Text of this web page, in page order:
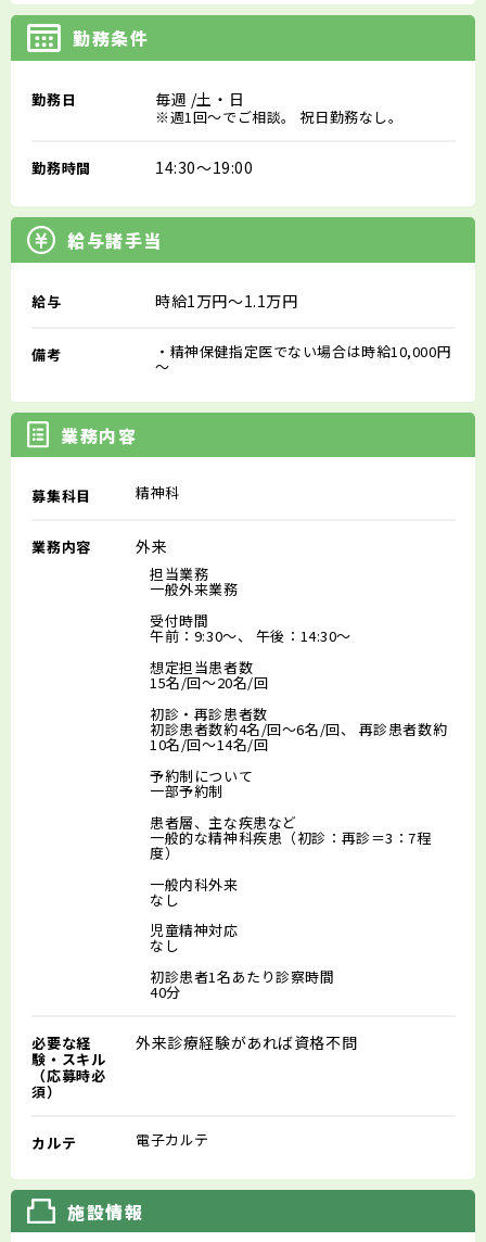
勤務条件
勤務日 毎週 /土・日
※週1回～でご相談。 祝日勤務なし。
勤務時間 14:30～19:00
給与諸手当
給与 時給1万円～1.1万円
備考 ・精神保健指定医でない場合は時給10,000円
～
業務内容
募集科目 精神科
業務内容 外来
担当業務
一般外来業務
受付時間
午前：9:30～、 午後：14:30～
想定担当患者数
15名/回～20名/回
初診・再診患者数
初診患者数約4名/回～6名/回、 再診患者数約
10名/回～14名/回
予約制について
一部予約制
患者層、主な疾患など
一般的な精神科疾患（初診：再診＝3：7程
度）
一般内科外来
なし
児童精神対応
なし
初診患者1名あたり診察時間
40分
必要な経
験・スキル
（応募時必
須）
外来診療経験があれば資格不問
カルテ 電子カルテ
施設情報